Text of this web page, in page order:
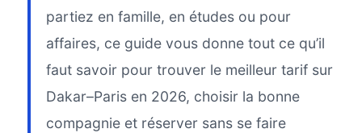
partiez en famille, en études ou pour
affaires, ce guide vous donne tout ce qu’il
faut savoir pour trouver le meilleur tarif sur
Dakar–Paris en 2026, choisir la bonne
compagnie et réserver sans se faire